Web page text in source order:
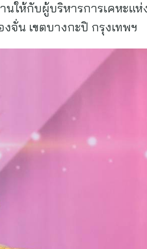
ให้กับผู้บริหารการเคหะแห่
จั่น เขตบางกะปิ กรุงเทพฯ